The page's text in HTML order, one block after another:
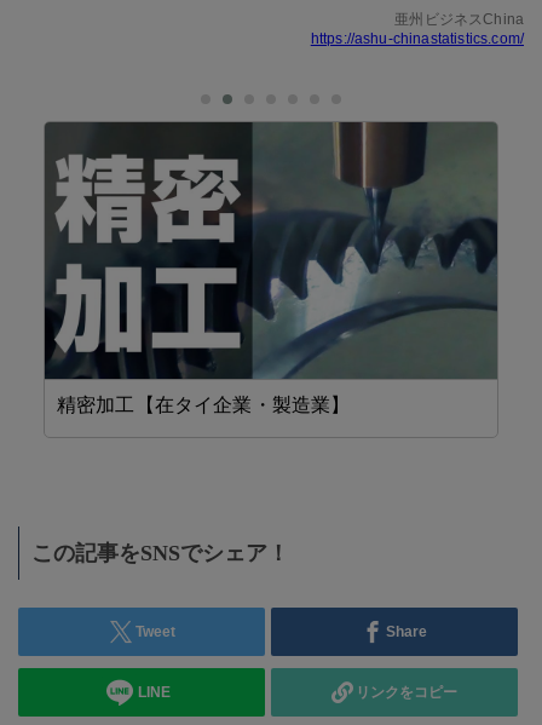
亜州ビジネスChina
https://ashu-chinastatistics.com/
精密加工【在タイ企業・製造業】
この記事をSNSでシェア！
Tweet Share
LINE リンクをコピー